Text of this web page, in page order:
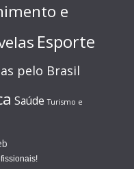
e
Esporte
pelo Brasil
Saúde Turismo e